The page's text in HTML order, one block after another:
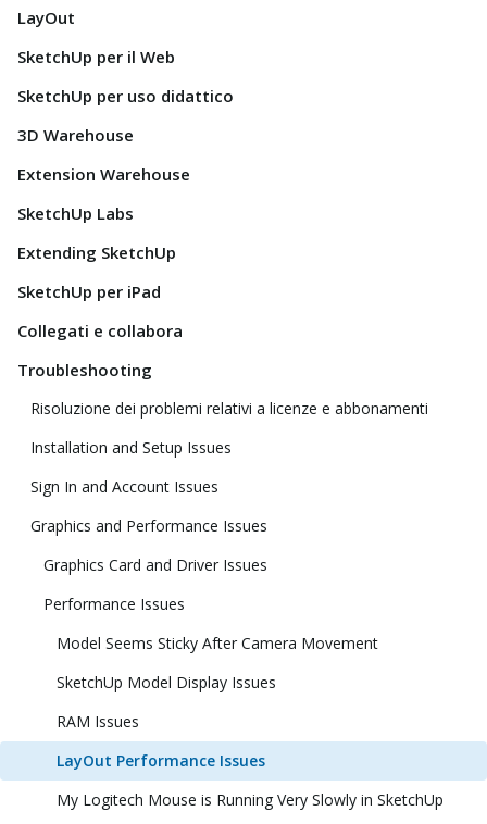
LayOut
SketchUp per il Web
SketchUp per uso didattico
3D Warehouse
Extension Warehouse
SketchUp Labs
Extending SketchUp
SketchUp per iPad
Collegati e collabora
Troubleshooting
Risoluzione dei problemi relativi a licenze e abbonamenti
Installation and Setup Issues
Sign In and Account Issues
Graphics and Performance Issues
Graphics Card and Driver Issues
Performance Issues
Model Seems Sticky After Camera Movement
SketchUp Model Display Issues
RAM Issues
LayOut Performance Issues
My Logitech Mouse is Running Very Slowly in SketchUp